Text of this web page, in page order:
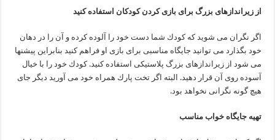
از زیراندازهای بزرگ برای بازی كردن كودكان استفاده كنید
اگر نگران می شوید كه كودك شما دست خود را آلوده كرده و آن را در دهان
خود بگذارد می توانید جایگاه مناسبی برای بازی او فراهم كنید بنابراین پیشنها
می شود از زیراندازهای بزرگ پلاستیكی استفاده كنید. كودك خود را با خیال
آسوده روی آن قرار دهید. البته اگر تخت پارك همراه خود می آورید دیگر جای
هیچ گونه نگرانی نخواهد بود.
تهیه جایگاه خواب مناسب